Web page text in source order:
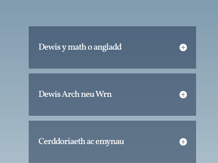
Dewis y math o angladd
Dewis Arch neu Wrn
Cerddoriaeth ac emynau